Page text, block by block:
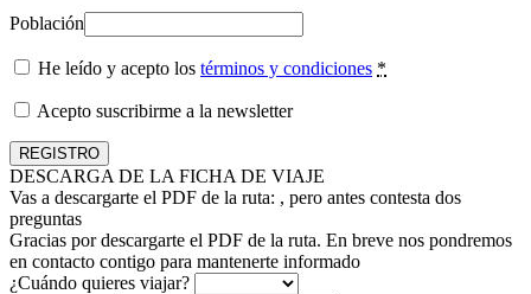
Población
He leído y acepto los términos y condiciones *
Acepto suscribirme a la newsletter
DESCARGA DE LA FICHA DE VIAJE
Vas a descargarte el PDF de la ruta: , pero antes contesta dos
preguntas
Gracias por descargarte el PDF de la ruta. En breve nos pondremos
en contacto contigo para mantenerte informado
¿Cuándo quieres viajar?